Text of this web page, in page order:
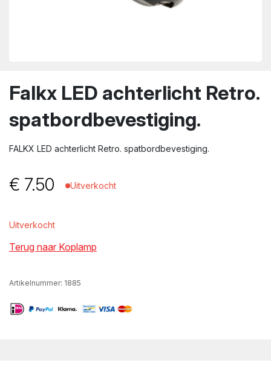
Falkx LED achterlicht Retro.
spatbordbevestiging.
FALKX LED achterlicht Retro. spatbordbevestiging.
€ 7.50 Uitverkocht
Uitverkocht
Terug naar Koplamp
Artikelnummer: 1885